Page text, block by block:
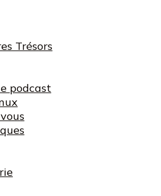
Trésors
podcast